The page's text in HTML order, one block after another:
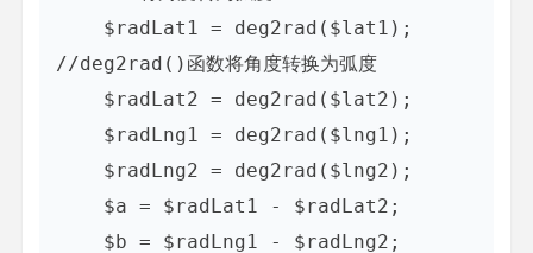
//deg2rad()函数将角度转换为弧度